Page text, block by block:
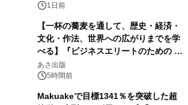
1日前
【一杯の蕎麦を通して、歴史・経済・
文化・作法、世界への広がりまでを学
べる】『ビジネスエリートのための 教
養としての蕎麦』2026年8月25日
（火）発売
あさ出版
5時間前
Makuakeで目標1341％を突破した超